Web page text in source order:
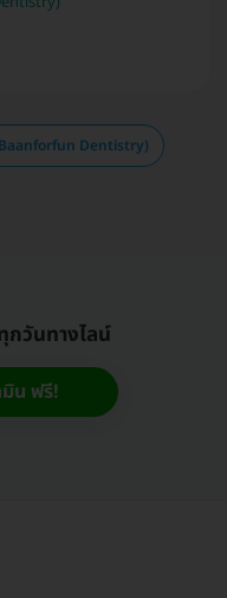
Dentistry)
วันทางไลน์
น ฟรี!